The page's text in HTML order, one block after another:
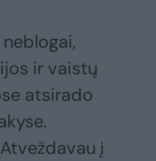
ir vaistų
atsirado
į